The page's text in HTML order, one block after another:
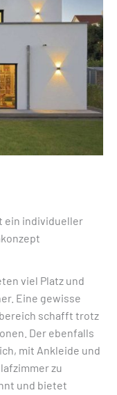
ein individueller
viel Platz und
Eine gewisse
schafft trotz
Der ebenfalls
mit Ankleide und
zu
und bietet